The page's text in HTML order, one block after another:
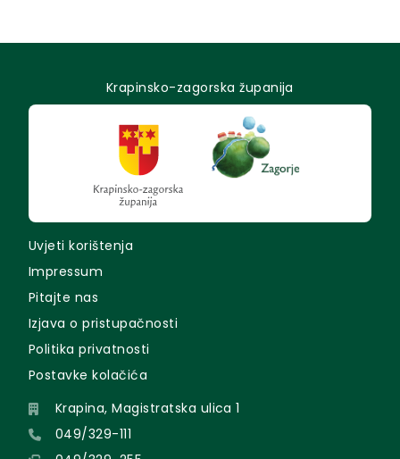
Krapinsko-zagorska županija
Uvjeti korištenja
Impressum
Pitajte nas
Izjava o pristupačnosti
Politika privatnosti
Postavke kolačića
Krapina, Magistratska ulica 1
049/329-111